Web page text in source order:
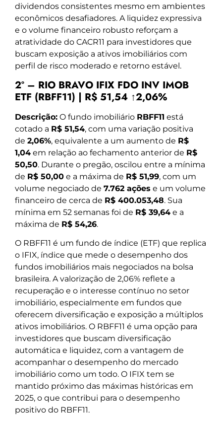
dividendos consistentes mesmo em ambientes
econômicos desafiadores. A liquidez expressiva
e o volume financeiro robusto reforçam a
atratividade do CACR11 para investidores que
buscam exposição a ativos imobiliários com
perfil de risco moderado e retorno estável.
2º – RIO BRAVO IFIX FDO INV IMOB
ETF (RBFF11) | R$ 51,54 ↑2,06%
Descrição: O fundo imobiliário RBFF11 está
cotado a R$ 51,54, com uma variação positiva
de 2,06%, equivalente a um aumento de R$
1,04 em relação ao fechamento anterior de R$
50,50. Durante o pregão, oscilou entre a mínima
de R$ 50,00 e a máxima de R$ 51,99, com um
volume negociado de 7.762 ações e um volume
financeiro de cerca de R$ 400.053,48. Sua
mínima em 52 semanas foi de R$ 39,64 e a
máxima de R$ 54,26.
O RBFF11 é um fundo de índice (ETF) que replica
o IFIX, índice que mede o desempenho dos
fundos imobiliários mais negociados na bolsa
brasileira. A valorização de 2,06% reflete a
recuperação e o interesse contínuo no setor
imobiliário, especialmente em fundos que
oferecem diversificação e exposição a múltiplos
ativos imobiliários. O RBFF11 é uma opção para
investidores que buscam diversificação
automática e liquidez, com a vantagem de
acompanhar o desempenho do mercado
imobiliário como um todo. O IFIX tem se
mantido próximo das máximas históricas em
2025, o que contribui para o desempenho
positivo do RBFF11.